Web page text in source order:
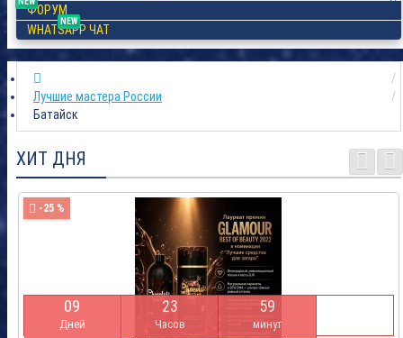
ФОРУМ
NEW
WHATSAPP ЧАТ
Лучшие мастера России
Батайск
ХИТ ДНЯ
-25 %
09
Дней
23
Часов
59
минут